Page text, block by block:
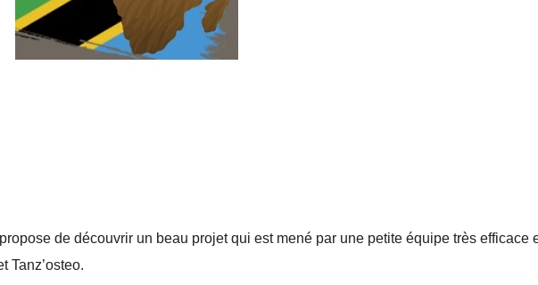
de découvrir un beau projet qui est mené par une petite équipe très efficace
Tanz’osteo.